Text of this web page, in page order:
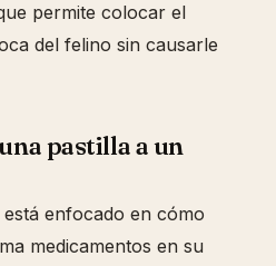
permite colocar el
del felino sin causarle
pastilla a un
enfocado en cómo
medicamentos en su